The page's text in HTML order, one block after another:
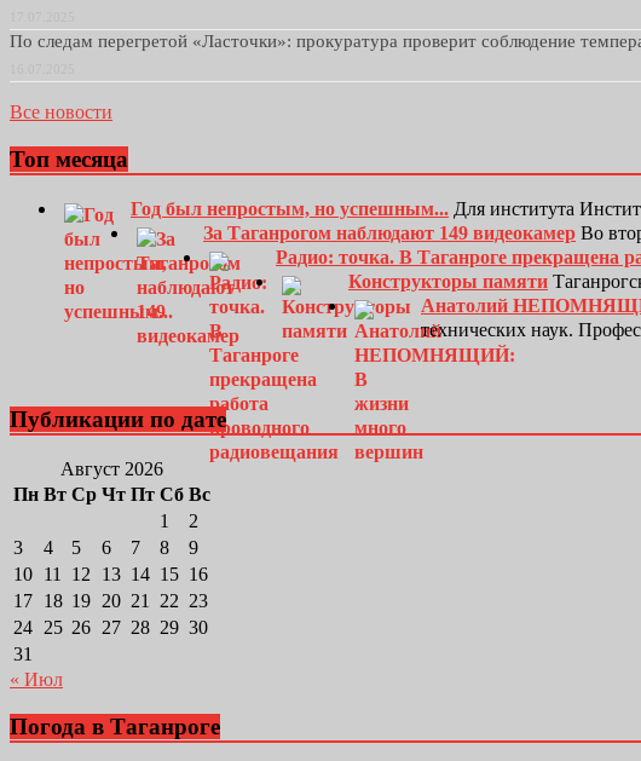
По следам перегретой «Ласточки»: прокуратура проверит соблюдение
Все новости
Топ месяца
Год был непростым, но успешным... Для института
За Таганрогом наблюдают 149 видеокамер Во
Радио: точка. В Таганроге прекращена
Конструкторы памяти
Анатолий
технических наук.
Публикации по дате
Август 2026
Пн Вт Ср Чт Пт Сб Вс
1
2
3
4 5 6 7 8
9
10 11 12 13 14 15 16
17 18 19 20 21 22 23
24 25 26 27 28 29 30
31
« Июл
Погода в Таганроге